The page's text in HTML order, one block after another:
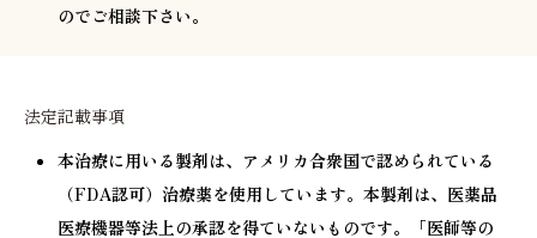
のでご相談下さい。
法定記載事項
本治療に用いる製剤は、アメリカ合衆国で認められている
（FDA認可）治療薬を使用しています。本製剤は、医薬品
医療機器等法上の承認を得ていないものです。「医師等の